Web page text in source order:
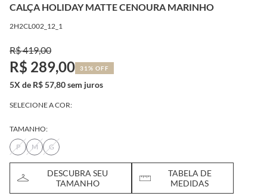
CALÇA HOLIDAY MATTE CENOURA MARINHO
2H2CL002_12_1
R$ 419,00
R$ 289,00 31% OFF
5X de R$ 57,80 sem juros
SELECIONE A COR:
TAMANHO:
P
M G
DESCUBRA SEU
TAMANHO
TABELA DE
MEDIDAS